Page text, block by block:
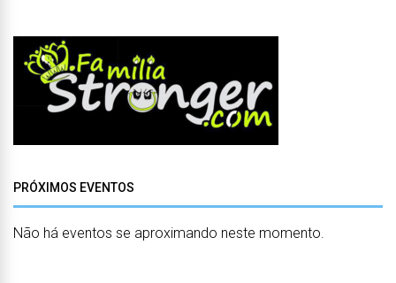
PRÓXIMOS EVENTOS
Não há eventos se aproximando neste momento.